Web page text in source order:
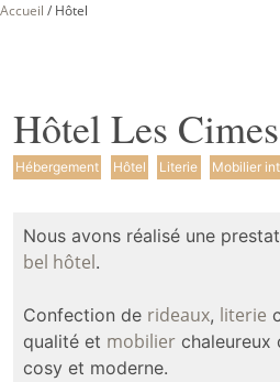
Accueil / Hôtel
Hôtel Les
Hébergement Hôtel Literie Mobilier
Nous avons réalisé une
bel hôtel.
Confection de rideaux, literie
qualité et mobilier chaleureux
cosy et moderne.